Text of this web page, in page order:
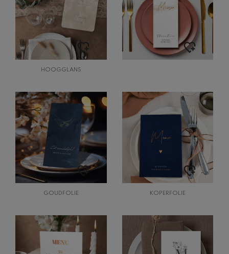
HOOGGLANS
GOUDFOLIE KOPERFOLIE